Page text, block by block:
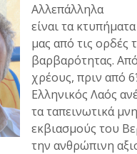
Αλλεπάλληλα
είναι τα
μας από τις ορδές
βαρβαρότητας.
χρέους, πριν από
Ελληνικός Λαός
τα ταπεινωτικά
εκβιασμούς του
την ανθρώπινη